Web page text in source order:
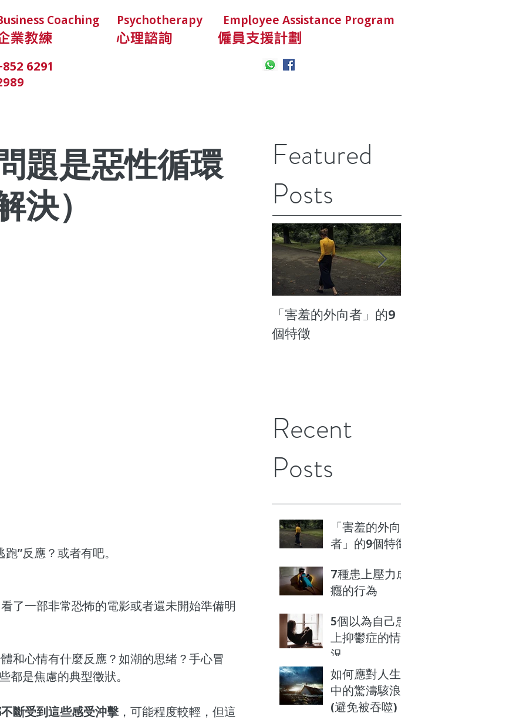
6291
Coaching Psychotherapy Employee Assistance Program
業教練 心理諮詢 僱員支援計劃
題是惡性循環
決）
”反應？或者有吧。
了一部非常恐怖的電影或者還未開始準備明
和心情有什麼反應？如潮的思绪？手心冒
都是焦慮的典型徵狀。
斷受到這些感受沖擊 ，可能程度較輕，但這
Featured
Posts
「害羞的外向者」的9
個特徵
Recent
Posts
「害羞的外向
者」的9個特徵
7種患上壓力成
癮的行為
5個以為自己患
上抑鬱症的情
況
如何應對人生
中的驚濤駭浪
(避免被吞噬)